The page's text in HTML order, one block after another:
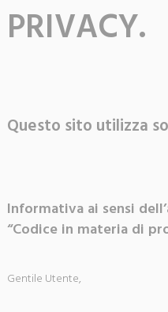
PRIVACY.
Questo sito utilizza
Informativa ai sensi
“Codice in materia di
Gentile Utente,